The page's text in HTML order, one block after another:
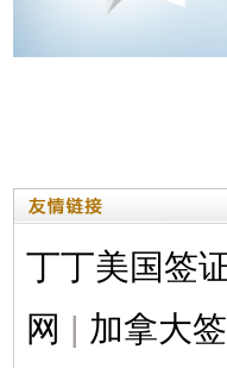
丁丁美国签
网 | 加拿大